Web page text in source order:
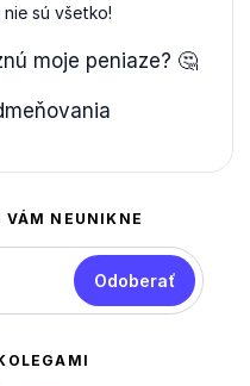
sú všetko!
moje peniaze? 🤔
VÁM NEUNIKNE
Odoberať